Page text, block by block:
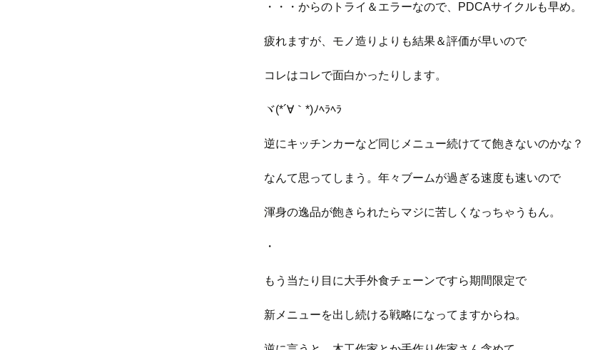
・・・からのトライ＆エラーなので、PDCAサイクルも早め。
疲れますが、モノ造りよりも結果＆評価が早いので
コレはコレで面白かったりします。
ヾ(*´∀｀*)ﾉﾍﾗﾍﾗ
逆にキッチンカーなど同じメニュー続けてて飽きないのかな？
なんて思ってしまう。年々ブームが過ぎる速度も速いので
渾身の逸品が飽きられたらマジに苦しくなっちゃうもん。
・
もう当たり目に大手外食チェーンですら期間限定で
新メニューを出し続ける戦略になってますからね。